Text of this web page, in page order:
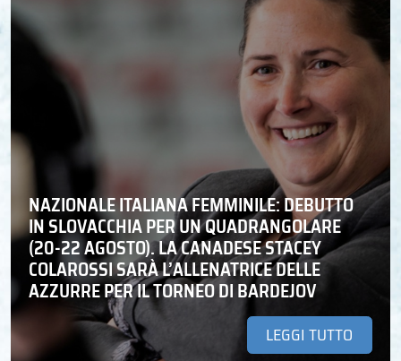
NAZIONALE ITALIANA FEMMINILE: DEBUTTO
IN SLOVACCHIA PER UN QUADRANGOLARE
(20-22 AGOSTO). LA CANADESE STACEY
COLAROSSI SARÀ L’ALLENATRICE DELLE
AZZURRE PER IL TORNEO DI BARDEJOV
LEGGI TUTTO